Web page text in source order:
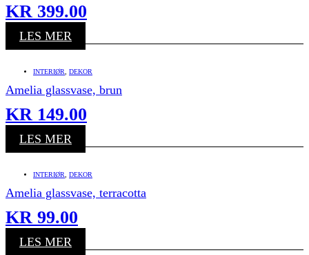
KR 399.00
LES MER
INTERIØR DEKOR
Amelia glassvase, brun
KR 149.00
LES MER
INTERIØR DEKOR
Amelia glassvase, terracotta
KR 99.00
LES MER